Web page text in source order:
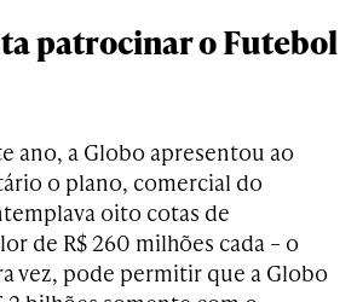
patrocinar o Futebol
ano, a Globo apresentou ao
o plano, comercial do
oito cotas de
de R$ 260 milhões cada – o
vez, pode permitir que a Globo